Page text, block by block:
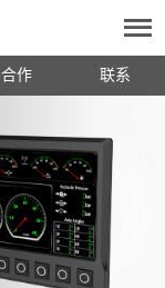
合作 联系